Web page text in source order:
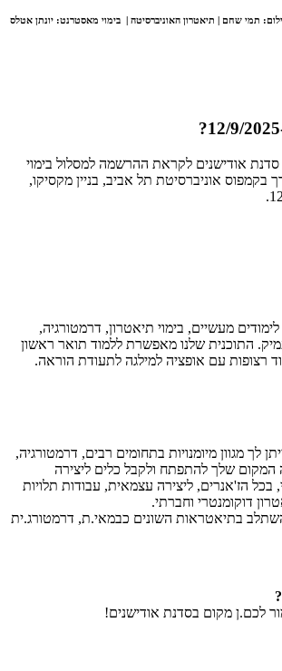
תמי שחם | תיאטרון האוניברסיטה | בימוי מאסטרנט: יונתן אטלס
תתקיים סדנת אודישנים לקראת ההרשמה למסלול בימוי
בקמפוס אוניברסיטת תל אביב, בניין מקסיקו,
מעשיים, בימוי תיאטרון, דרמטורגיה,
התוכנית שלנו מאפשרת ללמוד תואר ראשון
רצופות עם אופציה למילגה לתעודת הוראה.
לך מגוון מיומנויות בתחומים רבים, דרמטורגיה,
המקום שלך להתפתח ולקבל כלים ליצירה
בכל הז'אנרים, ליצירה עצמאית, עבודות תלויות
דוקומנטרי וחברתי.
בתיאטראות השונים כבמאי.ת, דרמטורג.ית
לכם.ן מקום בסדנת אודישנים!